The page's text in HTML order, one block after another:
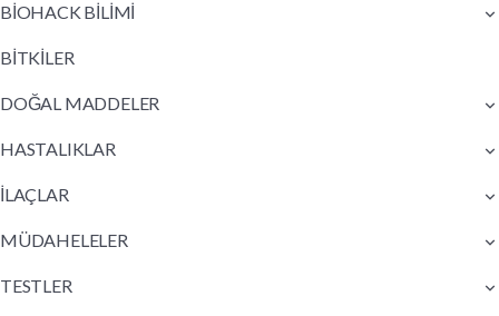
BİOHACK BİLİMİ
BİTKİLER
DOĞAL MADDELER
HASTALIKLAR
İLAÇLAR
MÜDAHELELER
TESTLER